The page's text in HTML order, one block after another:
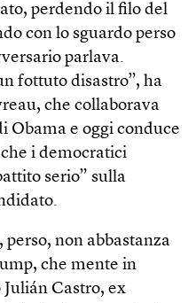
perdendo il filo del
con lo sguardo perso
parlava.
fottuto disastro”, ha
che collaborava
Obama e oggi conduce
i democratici
serio” sulla
non abbastanza
che mente in
Castro, ex